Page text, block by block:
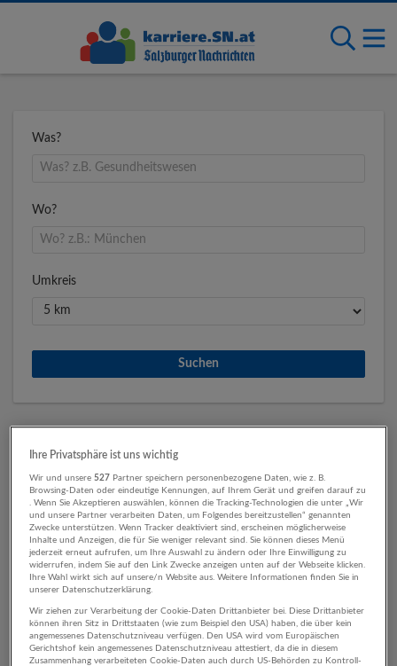
Was?
Wo?
Umkreis
8 Assistenz, Verwaltung, Büro
Marketing / Sales
Unternehmen
Ihre Privatsphäre ist uns wichtig
Wir und unsere527 Partner speichern personenbezogene Daten, wie z. B.
Browsing-Daten oder eindeutige Kennungen, auf Ihrem Gerät und greifen darauf zu
. Wenn Sie Akzeptieren auswählen, können die Tracking-Technologien die unter „Wir
und unsere Partner verarbeiten Daten, um Folgendes bereitzustellen“ genannten
Zwecke unterstützen. Wenn Tracker deaktiviert sind, erscheinen möglicherweise
Inhalte und Anzeigen, die für Sie weniger relevant sind. Sie können dieses Menü
jederzeit erneut aufrufen, um Ihre Auswahl zu ändern oder Ihre Einwilligung zu
widerrufen, indem Sie auf den Link Zwecke anzeigen unten auf der Webseite klicken.
Ihre Wahl wirkt sich auf unsere/n Website aus. Weitere Informationen finden Sie in
unserer Datenschutzerklärung.
Wir ziehen zur Verarbeitung der Cookie-Daten Drittanbieter bei. Diese Drittanbieter
können ihren Sitz in Drittstaaten (wie zum Beispiel den USA) haben, die über kein
angemessenes Datenschutzniveau verfügen. Den USA wird vom Europäischen
Gerichtshof kein angemessenes Datenschutzniveau attestiert, da die in diesem
Zusammenhang verarbeiteten Cookie-Daten auch durch US-Behörden zu Kontroll-